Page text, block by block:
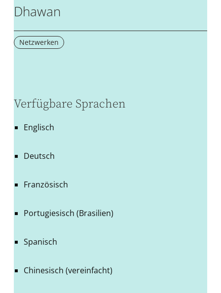
Dhawan
Netzwerken
Verfügbare Sprachen
Englisch
Deutsch
Französisch
Portugiesisch (Brasilien)
Spanisch
Chinesisch (vereinfacht)